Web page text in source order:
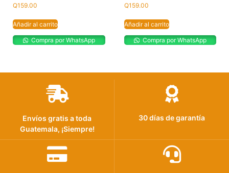
Q159.00
Añadir al carrito
Compra por WhatsApp
Q159.00
Añadir al carrito
Compra por WhatsApp
Envíos gratis a toda
Guatemala, ¡Siempre!
30 días de garantía